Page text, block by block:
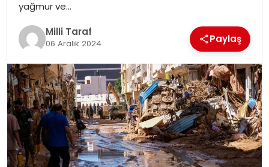
yağmur ve…
Milli Taraf
06 Aralık 2024 Paylaş